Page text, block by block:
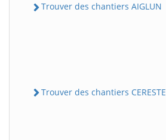
Trouver des chantiers AIGLUN
Trouver des chantiers CERESTE